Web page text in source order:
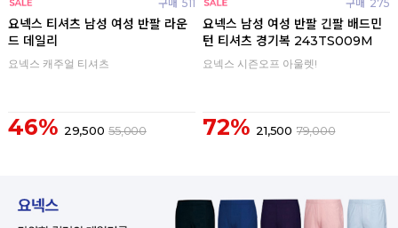
구매 511
요넥스 티셔츠 남성 여성 반팔 라운
드 데일리
요넥스 캐주얼 티셔츠
46% 29,500 55,000
구매 275
요넥스 남성 여성 반팔 긴팔 배드민
턴 티셔츠 경기복 243TS009M
요넥스 시즌오프 아울렛!
72% 21,500 79,000